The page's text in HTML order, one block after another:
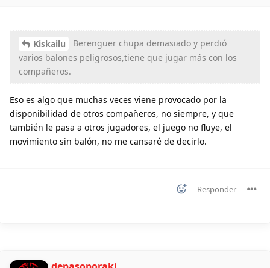
Kiskailu
Berenguer chupa demasiado y perdió
varios balones peligrosos,tiene que jugar más con los
compañeros.
Eso es algo que muchas veces viene provocado por la
disponibilidad de otros compañeros, no siempre, y que
también le pasa a otros jugadores, el juego no fluye, el
movimiento sin balón, no me cansaré de decirlo.
Responder